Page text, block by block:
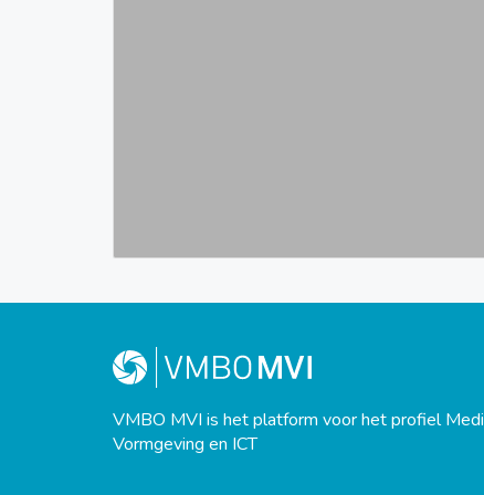
VMBO MVI is het platform voor het profiel
Vormgeving en ICT